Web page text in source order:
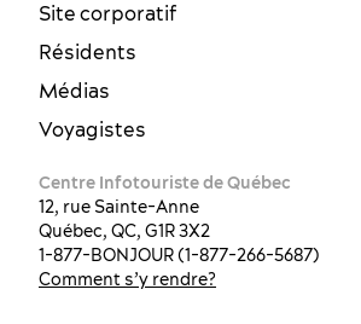
Site corporatif
Résidents
Médias
Voyagistes
Centre Infotouriste de Québec
12, rue Sainte-Anne
Québec, QC, G1R 3X2
1-877-BONJOUR (1-877-266-5687)
Comment s’y rendre?